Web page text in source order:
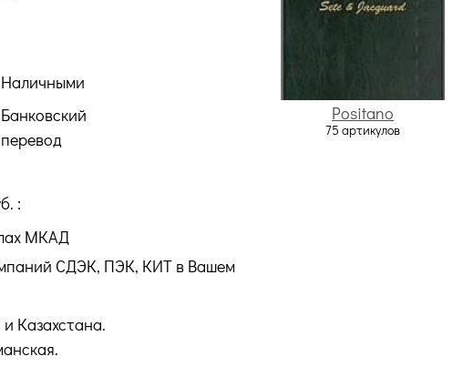
Наличными
Банковский
перевод
:
МКАД
СДЭК, ПЭК, КИТ в Вашем
Казахстана.
Positano
75 артикулов